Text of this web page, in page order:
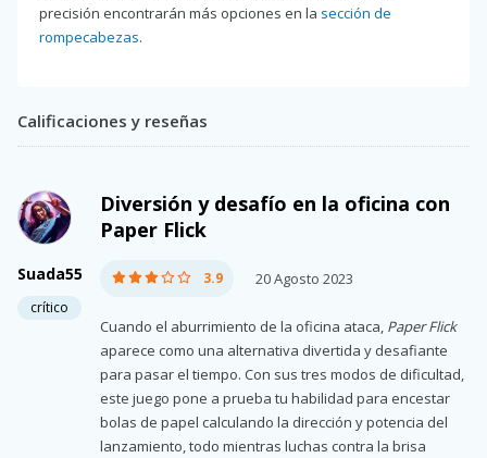
precisión encontrarán más opciones en la sección de
rompecabezas.
Calificaciones y reseñas
Suada55
crítico
Diversión y desafío en la oficina con
Paper Flick
3.9 20 Agosto 2023
Cuando el aburrimiento de la oficina ataca, Paper Flick
aparece como una alternativa divertida y desafiante
para pasar el tiempo. Con sus tres modos de dificultad,
este juego pone a prueba tu habilidad para encestar
bolas de papel calculando la dirección y potencia del
lanzamiento, todo mientras luchas contra la brisa